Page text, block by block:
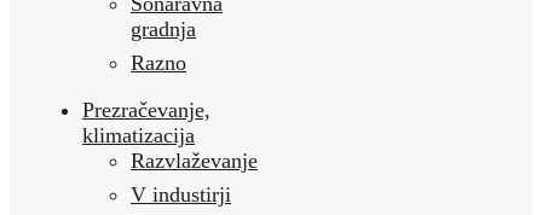
gradnja
Razno
Prezračevanje,
klimatizacija
Razvlaževanje
V industirji